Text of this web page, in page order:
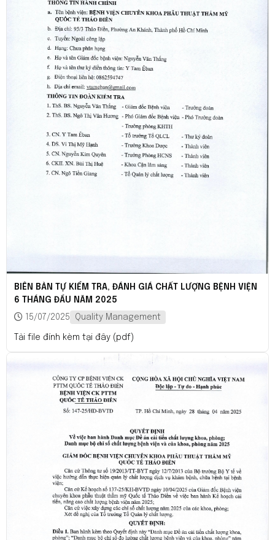
BIÊN BẢN TỰ KIỂM TRA, ĐÁNH GIÁ CHẤT LƯỢNG BỆNH VIỆN
6 THÁNG ĐẦU NĂM 2025
15/07/2025
Quality Management
Tải file đính kèm tại đây (pdf)